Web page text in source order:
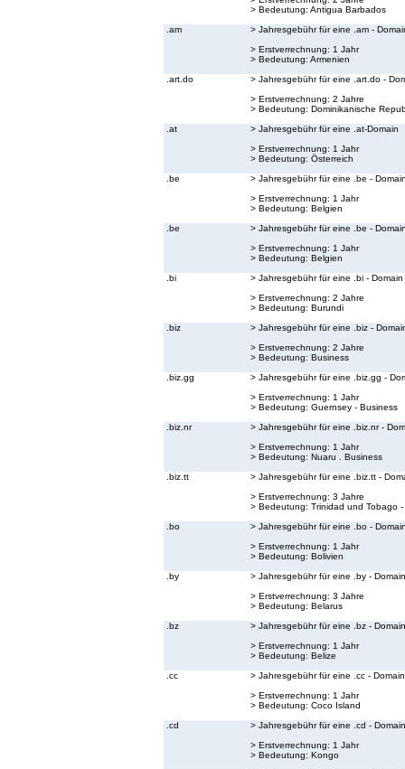
> Bedeutung: Antigua Barbados
.am
> Jahresgebühr für eine .am -
> Erstverrechnung: 1 Jahr
> Bedeutung: Armenien
.art.do
> Jahresgebühr für eine .art.do -
> Erstverrechnung: 2 Jahre
> Bedeutung: Dominikanische
.at
> Jahresgebühr für eine .at-Domain
> Erstverrechnung: 1 Jahr
> Bedeutung: Österreich
.be
> Jahresgebühr für eine .be -
> Erstverrechnung: 1 Jahr
> Bedeutung: Belgien
.be
> Jahresgebühr für eine .be -
> Erstverrechnung: 1 Jahr
> Bedeutung: Belgien
.bi
> Jahresgebühr für eine .bi - Domain
> Erstverrechnung: 2 Jahre
> Bedeutung: Burundi
.biz
> Jahresgebühr für eine .biz -
> Erstverrechnung: 2 Jahre
> Bedeutung: Business
.biz.gg
> Jahresgebühr für eine .biz.gg -
> Erstverrechnung: 1 Jahr
> Bedeutung: Guernsey - Business
.biz.nr
> Jahresgebühr für eine .biz.nr -
> Erstverrechnung: 1 Jahr
> Bedeutung: Nuaru . Business
.biz.tt
> Jahresgebühr für eine .biz.tt -
> Erstverrechnung: 3 Jahre
> Bedeutung: Trinidad und Tobago -
.bo
> Jahresgebühr für eine .bo -
> Erstverrechnung: 1 Jahr
> Bedeutung: Bolivien
.by
> Jahresgebühr für eine .by - Domain
> Erstverrechnung: 3 Jahre
> Bedeutung: Belarus
.bz
> Jahresgebühr für eine .bz - Domain
> Erstverrechnung: 1 Jahr
> Bedeutung: Belize
.cc
> Jahresgebühr für eine .cc - Domain
> Erstverrechnung: 1 Jahr
> Bedeutung: Coco Island
.cd
> Jahresgebühr für eine .cd - Domain
> Erstverrechnung: 1 Jahr
> Bedeutung: Kongo